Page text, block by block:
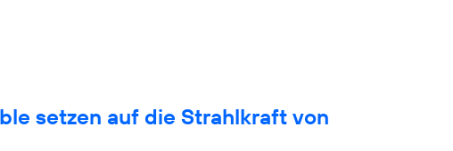
setzen auf die Strahlkraft von